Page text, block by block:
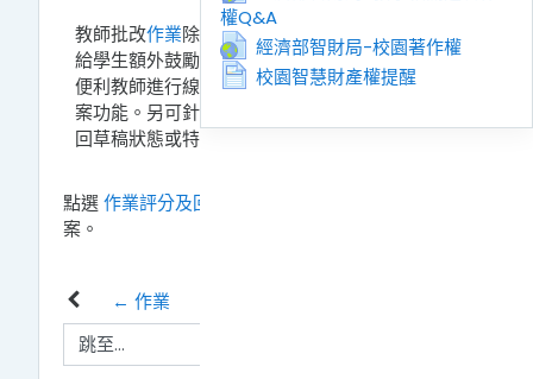
教師批改作業除了評分，並可提供「回饋內容」
給學生額外鼓勵，回饋內容包括文字或檔案。為
便利教師進行線上批改，亦提供線上批改PDF檔
案功能。另可針對學生繳交
回草稿狀態或特別延長特定學生的繳交期限。
點選作業評分及回饋1090616.pdf
案。
← 作業
跳至...
權Q&A
經濟部智財局-校園著作權
校園智慧財產權提醒